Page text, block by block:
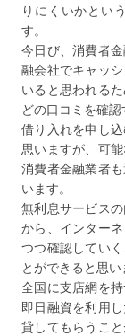
りにくいかとい
す。
今日び、消費者
融会社でキャッ
いると思われる
どの口コミを確認
借り入れを申し
思いますが、可
消費者金融業者
います。
無利息サービス
から、インター
つつ確認してい
とができると思い
全国に支店網を
即日融資を利用
貸してもらうこ